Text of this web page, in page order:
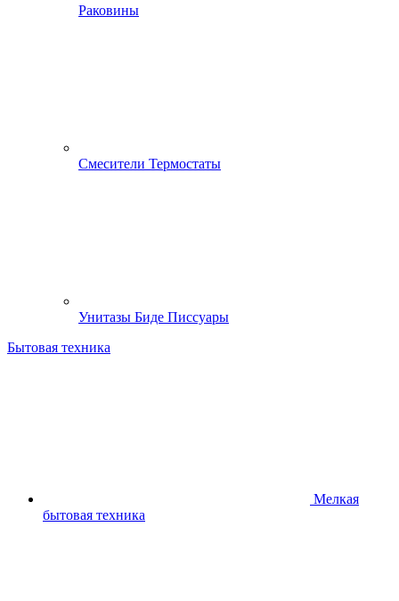
Раковины
Смесители Термостаты
Унитазы Биде Писсуары
Бытовая техника
Мелкая
бытовая техника